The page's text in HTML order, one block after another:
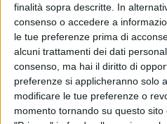
finalità sopra descritte. In
consenso o accedere a
le tue preferenze prima di
alcuni trattamenti dei dati
consenso, ma hai il diritto di
preferenze si applicheranno solo
modificare le tue preferenze o
momento tornando su questo
Tiziano Ferro chiude il
segreto - VIDEO
Il cantante ha rivelato un
ha caratterizzato il suo
l'occasione di ringraziare
Sardegna, regione che
programma